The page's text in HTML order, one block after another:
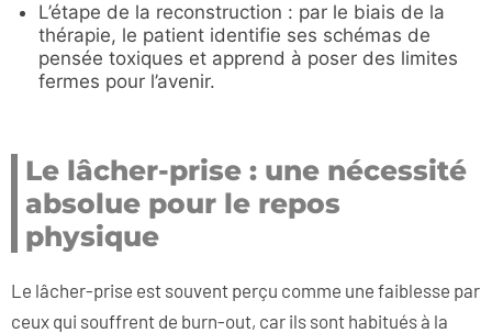
L’étape de la reconstruction : par le biais de la
thérapie, le patient identifie ses schémas de
pensée toxiques et apprend à poser des limites
fermes pour l’avenir.
Le lâcher-prise : une nécessité
absolue pour le repos
physique
Le lâcher-prise est souvent perçu comme une faiblesse par
ceux qui souffrent de burn-out, car ils sont habitués à la